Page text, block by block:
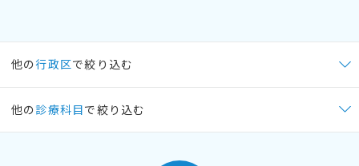
他の行政区で絞り込む
他の 診療科目で絞り込む